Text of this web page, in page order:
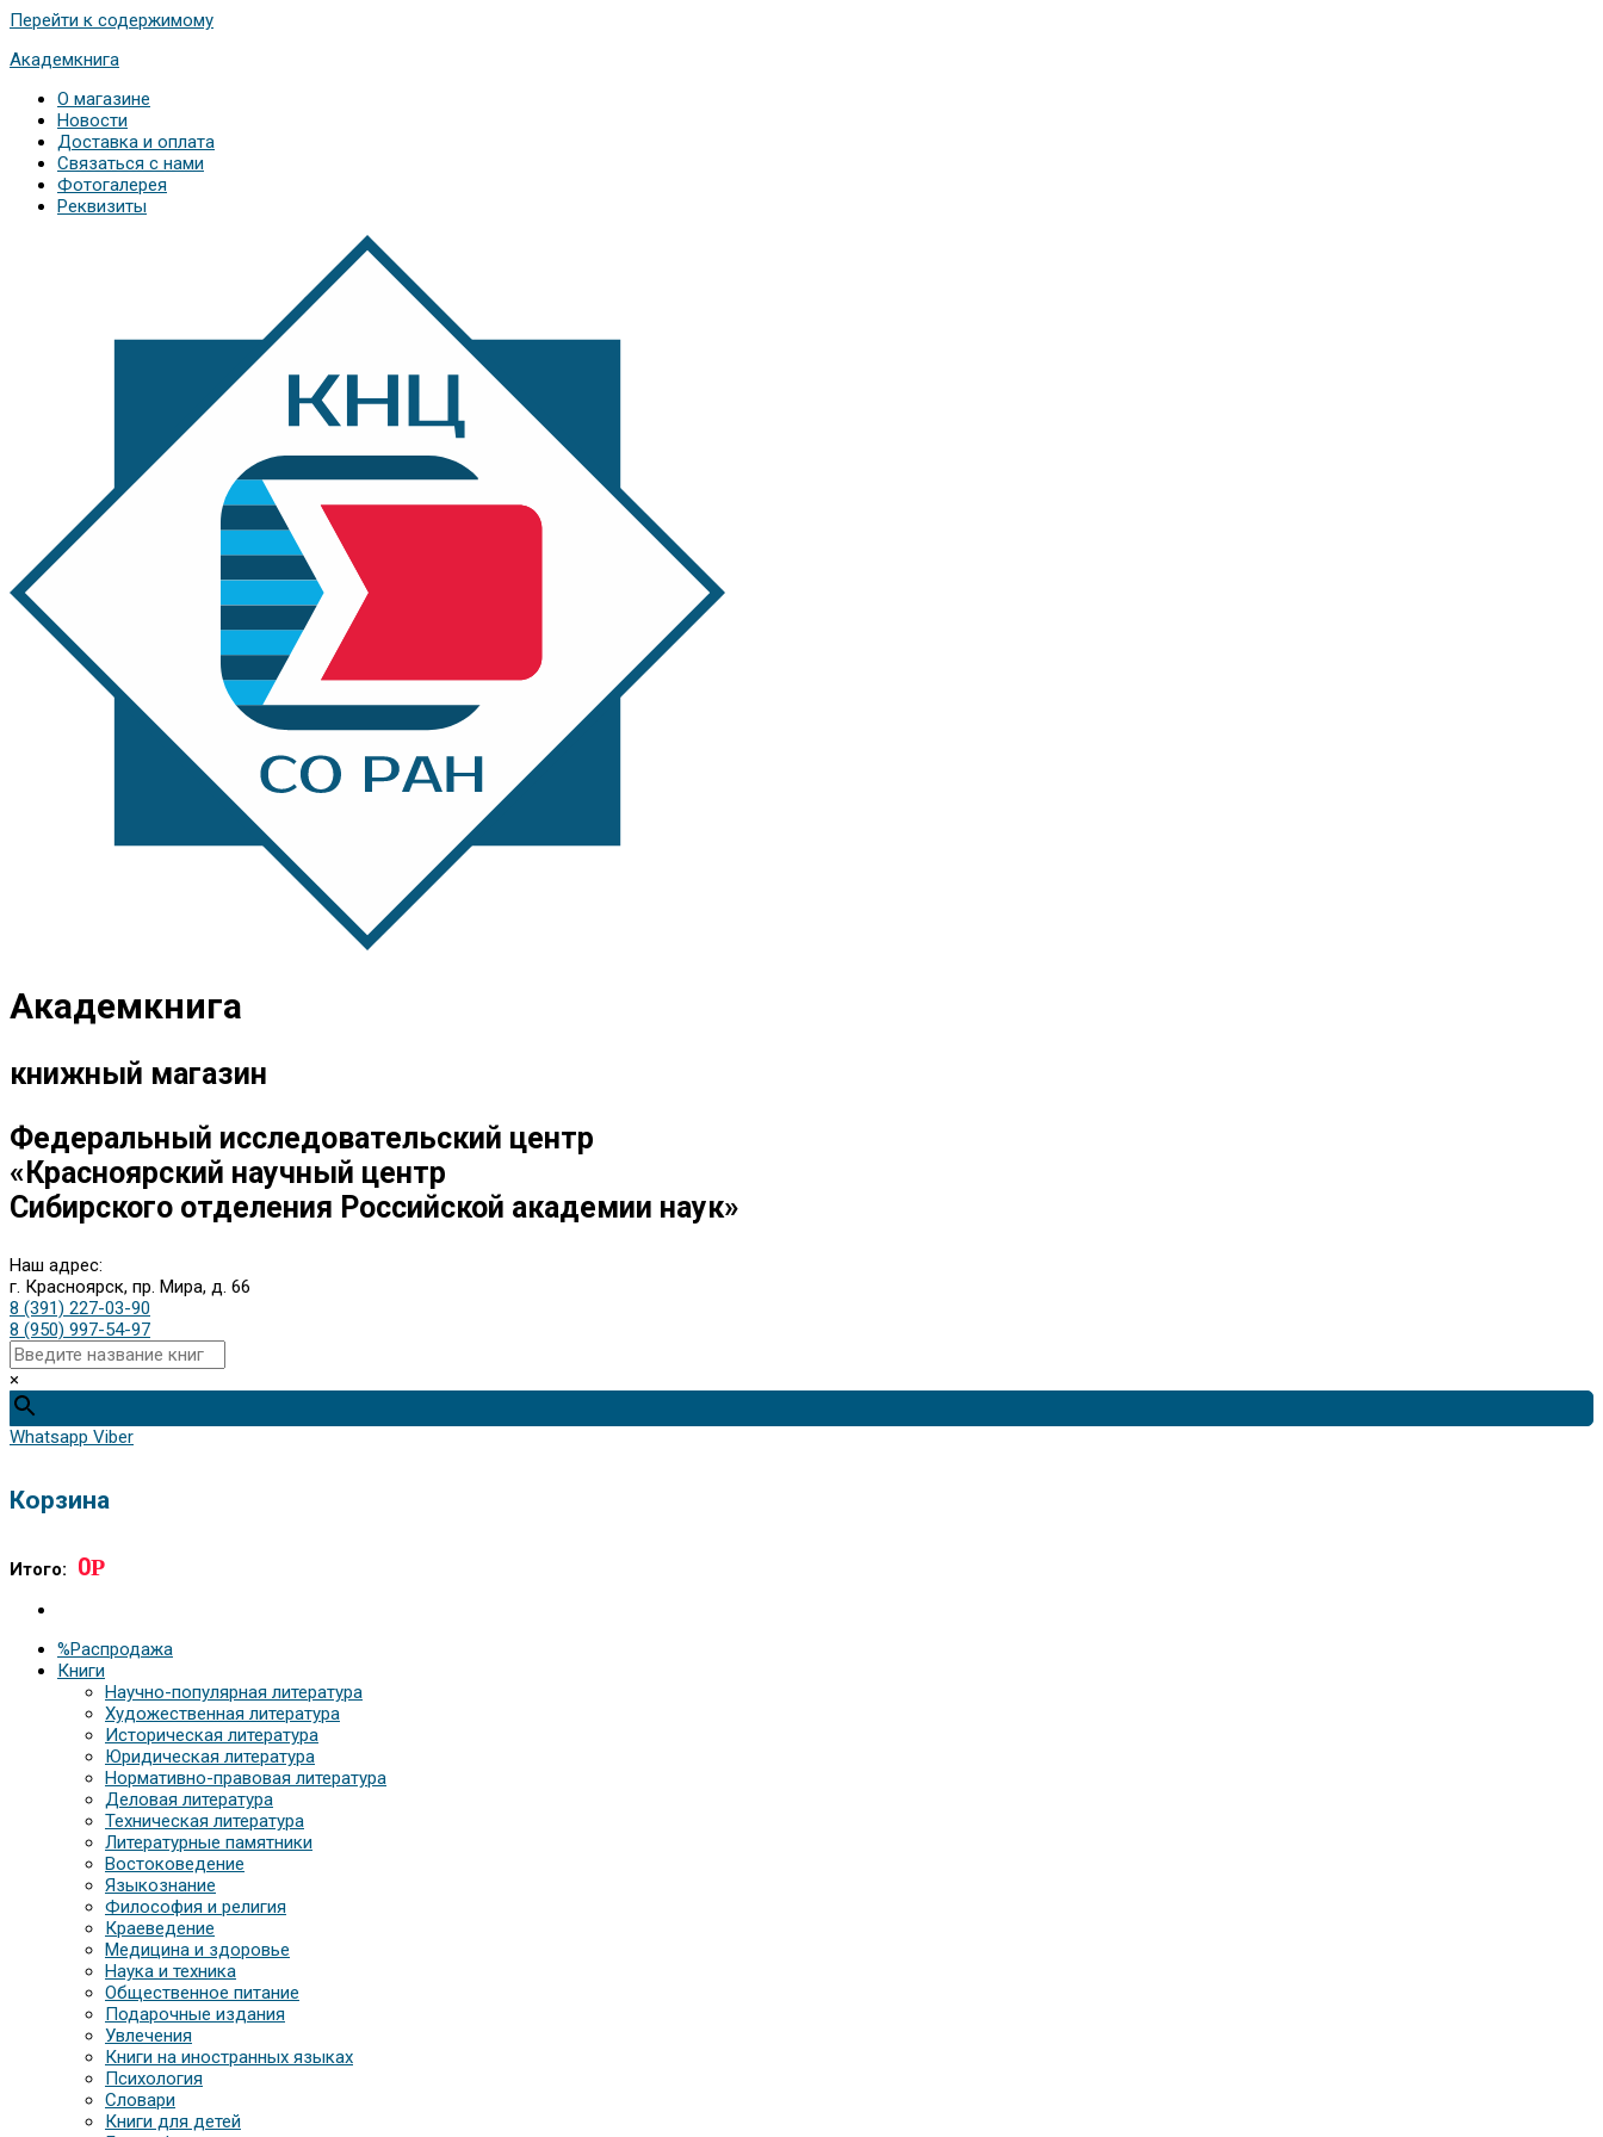
Перейти к содержимому
Академкнига
О магазине
Новости
Доставка и оплата
Связаться с нами
Фотогалерея
Реквизиты
Академкнига
книжный магазин
Федеральный исследовательский центр
«Красноярский научный центр
Сибирского отделения Российской академии наук»
Наш адрес:
г. Красноярск, пр. Мира, д. 66
8 (391) 227-03-90
8 (950) 997-54-97
×
Whatsapp Viber
Корзина
Итого: 0Р
%Распродажа
Книги
Научно-популярная литература
Художественная литература
Историческая литература
Юридическая литература
Нормативно-правовая литература
Деловая литература
Техническая литература
Литературные памятники
Востоковедение
Языкознание
Философия и религия
Краеведение
Медицина и здоровье
Наука и техника
Общественное питание
Подарочные издания
Увлечения
Книги на иностранных языках
Психология
Словари
Книги для детей